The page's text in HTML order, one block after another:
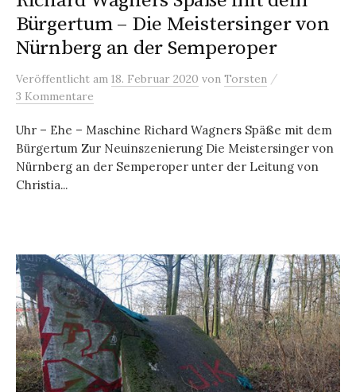
Bürgertum – Die Meistersinger von
Nürnberg an der Semperoper
Veröffentlicht am 18. Februar 2020 von Torsten /
3 Kommentare
Uhr – Ehe – Maschine Richard Wagners Späße mit dem
Bürgertum Zur Neuinszenierung Die Meistersinger von
Nürnberg an der Semperoper unter der Leitung von
Christia...